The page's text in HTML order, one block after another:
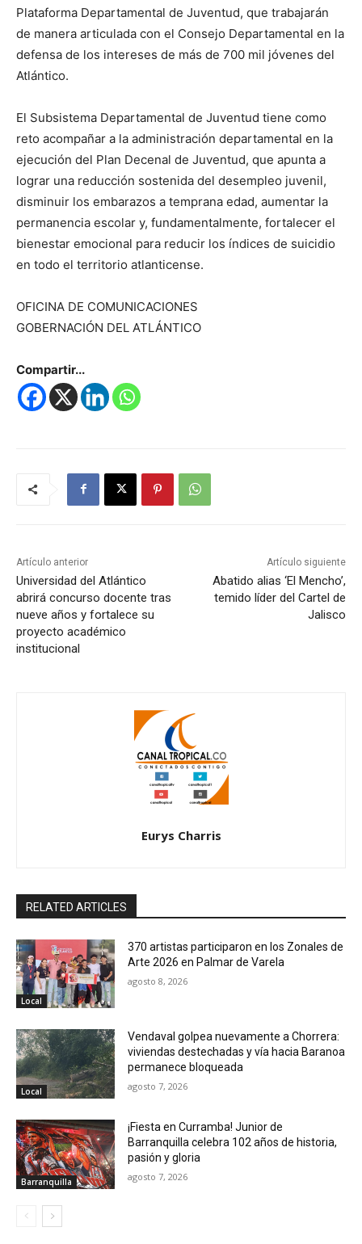
Plataforma Departamental de Juventud, que trabajarán
de manera articulada con el Consejo Departamental en la
defensa de los intereses de más de 700 mil jóvenes del
Atlántico.
El Subsistema Departamental de Juventud tiene como
reto acompañar a la administración departamental en la
ejecución del Plan Decenal de Juventud, que apunta a
lograr una reducción sostenida del desempleo juvenil,
disminuir los embarazos a temprana edad, aumentar la
permanencia escolar y, fundamentalmente, fortalecer el
bienestar emocional para reducir los índices de suicidio
en todo el territorio atlanticense.
OFICINA DE COMUNICACIONES
GOBERNACIÓN DEL ATLÁNTICO
Compartir...
Artículo anterior
Universidad del Atlántico
abrirá concurso docente tras
nueve años y fortalece su
proyecto académico
institucional
Artículo siguiente
Abatido alias ‘El Mencho’,
temido líder del Cartel de
Jalisco
Eurys Charris
RELATED ARTICLES
Local
370 artistas participaron en los Zonales de
Arte 2026 en Palmar de Varela
agosto 8, 2026
Local
Vendaval golpea nuevamente a Chorrera:
viviendas destechadas y vía hacia Baranoa
permanece bloqueada
agosto 7, 2026
Barranquilla
¡Fiesta en Curramba! Junior de
Barranquilla celebra 102 años de historia,
pasión y gloria
agosto 7, 2026